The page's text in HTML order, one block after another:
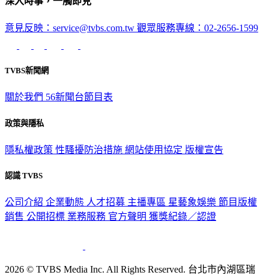
意見反映：service@tvbs.com.tw 觀眾服務專線：02-2656-1599
TVBS新聞網
關於我們 56新聞台節目表
政策與隱私
隱私權政策 性騷擾防治措施 網站使用協定 版權宣告
認識 TVBS
公司介紹 企業動態 人才招募 主播專區 星藝象娛樂 節目版權
銷售 公開招標 業務服務 官方聲明 獲獎紀錄／認證
2026 © TVBS Media Inc. All Rights Reserved. 台北市內湖區瑞